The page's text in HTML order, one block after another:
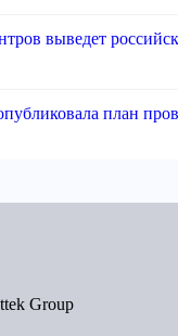
выведет
план
Group